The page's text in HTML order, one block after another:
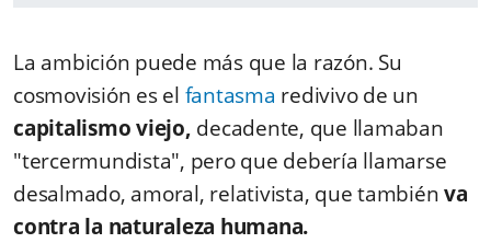
La ambición puede más que la razón. Su
cosmovisión es el fantasma redivivo de un
capitalismo viejo, decadente, que llamaban
"tercermundista", pero que debería llamarse
desalmado, amoral, relativista, que tambiénva
contra la naturaleza humana.